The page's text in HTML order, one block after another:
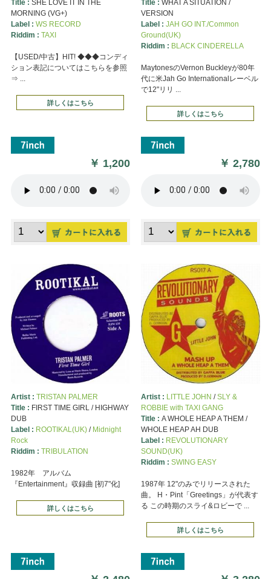
Title : SHE LOVE IT IN THE
MORNING (VG+)
Label : WS RECORD
Riddim : TAXI
【USED/中古】HIT! ◆◆◆コンディ
ション表記についてはこちらを参照
⇒ ...
詳しくはこちら
￥ 1,200
Title : WHAT A SITUATION /
VERSION
Label : JAH GO INT./Common
Ground(UK)
Riddim : BLACK CINDERELLA
MaytonesのVernon Buckleyが80年
代に米Jah Go Internationalレーベル
で12"リリ ...
詳しくはこちら
￥2,780
Artist : TRISTAN PALMER
Title : FIRST TIME GIRL / HIGHWAY
DUB
Label : ROOTIKAL(UK)/ Midnight
Rock
Riddim : TRIBULATION
1982年 アルバム
『Entertainment』収録曲 [初7"化]
詳しくはこちら
Artist : LITTLE JOHN /SLY &
ROBBIE with TAXI GANG
Title : A WHOLE HEAP A THEM /
WHOLE HEAP AH DUB
Label : REVOLUTIONARY
SOUND(UK)
Riddim : SWING EASY
1987年 12"のみでリリースされた
曲。 H・Pint「Greetings」が代表す
る この時期のスライ&ロビーで ...
詳しくはこちら